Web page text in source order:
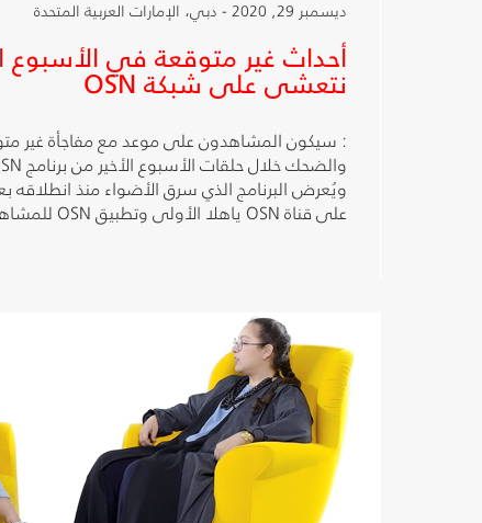
ديسمبر 29, 2020 - دبي، الإمارات العربية المتحدة
أحداث غير متوقعة في الأسبوع
نتعشى على شبكة OSN
: سيكون المشاهدون على موعد مع مفاجأة غير
ويُعرض البرنامج الذي سرق الأضواء منذ انطلاقه
على قناة OSN ياهلا الأولى وتطبيق OSN للمشاهدة أونلاين.